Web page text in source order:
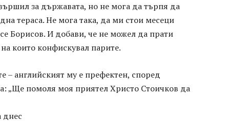
за държавата, но не мога да търпя да
тераса. Не мога така, да ми стои месеци
Борисов. И добави, че не можел да прати
които конфискувал парите.
– английският му е префектен, според
„Ще помоля моя приятел Христо Стоичков да
днес